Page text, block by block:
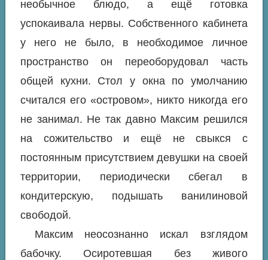
необычное блюдо, а ещё готовка
успокаивала нервы. Собственного кабинета
у него не было, в необходимое личное
пространство он переоборудовал часть
общей кухни. Стол у окна по умолчанию
считался его «островом», никто никогда его
не занимал. Не так давно Максим решился
на сожительство и ещё не свыкся с
постоянным присутствием девушки на своей
территории, периодически сбегал в
кондитерскую, подышать ванилиновой
свободой.
Максим неосознанно искал взглядом
бабочку. Осиротевшая без живого